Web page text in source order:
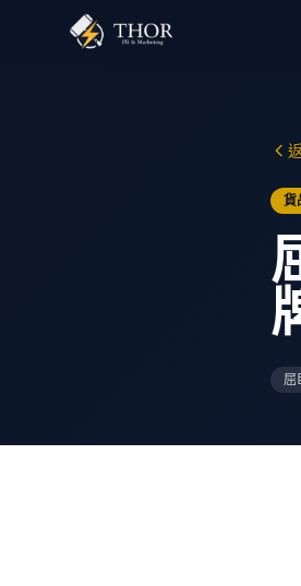
貨
屈